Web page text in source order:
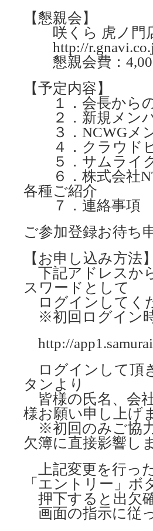
【懇親会】
咲くら 虎ノ門
http://
懇親会費：
【予定内容】
１．会長から
２．新規メンバ
３．NCWGメ
４．クラウド
５．サムライ
６．株式会社
各種ご紹介
７．連絡事項
ご参加登録お待ち
【お申し込み方法】
下記アドレスか
スワードとして
ログインしてく
※初回ログイン
http://
ログインして頂
タンより
皆様の氏名、会
様お願い申し上げ
※初回のみご協
欠簿に直接影響し
上記変更を行っ
「エントリー」ボ
押下すると出欠
画面の指示に従